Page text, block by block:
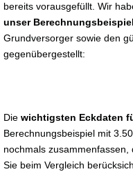
bereits vorausgefüllt. Wir
unser Berechnungsbeispiel
Grundversorger sowie den
gegenübergestellt:
Die wichtigsten Eckdaten
Berechnungsbeispiel mit
nochmals
Sie beim Vergleich